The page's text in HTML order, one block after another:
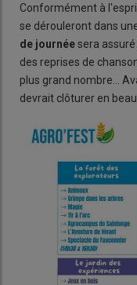
Conformément à
se dérouleront dans
de journéesera
des reprises de
plus grand nombre...
devrait clôturer en